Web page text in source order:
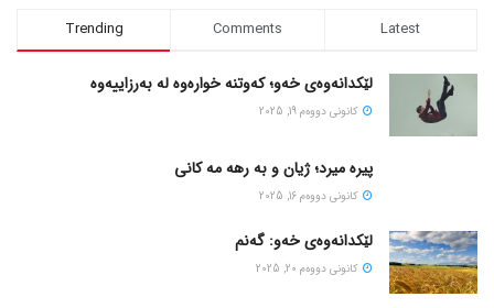
Trending Comments Latest
لێکدانەوەی خەو؛ کەوتنە خوارەوە لە بەرزاییەوە
كانونی دووه‌م 19, 2025
پیره میرد؛ ژیان و به رهه مه کانی
كانونی دووه‌م 16, 2025
لێکدانەوەی خەو: گەنم
كانونی دووه‌م 20, 2025